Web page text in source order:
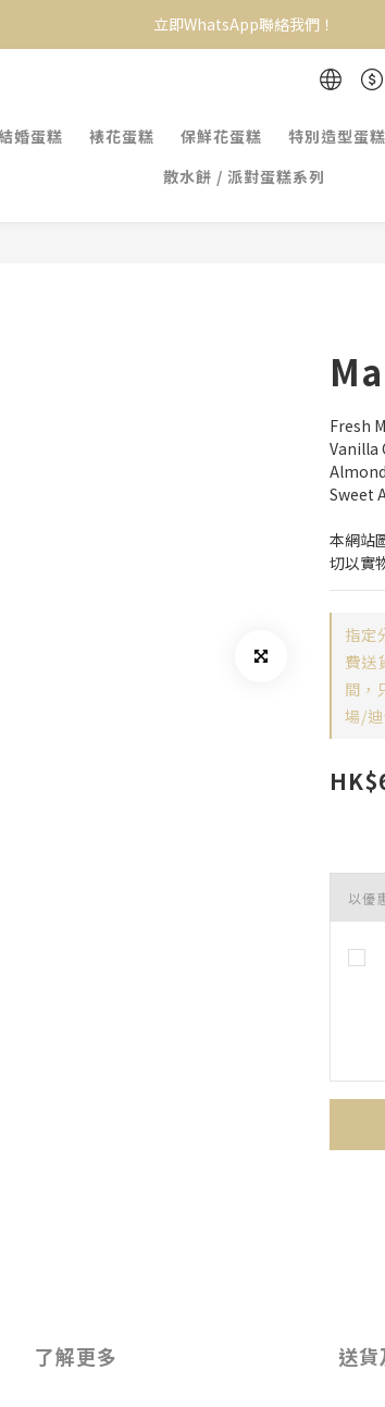
立即WhatsApp聯絡我們！
婚蛋糕 裱花蛋糕 保鮮花蛋糕 特別造型蛋糕
散水餅 / 派對蛋糕系列
Fresh
Vanilla
Sweet
本網站
切以實
指定
費送
間，
場/
以優
了解更多 送